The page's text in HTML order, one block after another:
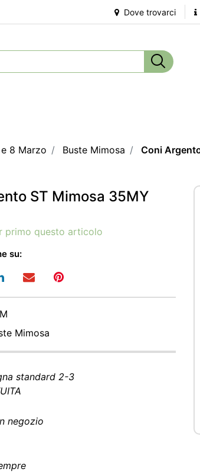
Dove trovarci
8 Marzo Buste Mimosa Coni
ST Mimosa 35MY
primo questo articolo
su:
Mimosa
standard 2-3
negozio